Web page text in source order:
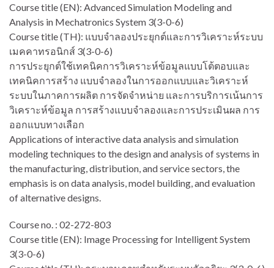
Course title (EN): Advanced Simulation Modeling and
Analysis in Mechatronics System 3(3-0-6)
Course title (TH): แบบจำลองประยุกต์และการวิเคราะห์ระบบ
เมคคาทรอนิกส์ 3(3-0-6)
การประยุกต์ใช้เทคนิคการวิเคราะห์ข้อมูลแบบโต้ตอบและ
เทคนิคการสร้าง แบบจำลองในการออกแบบและวิเคราะห์
ระบบในภาคการผลิต การจัดจำหน่าย และการบริการเน้นการ
วิเคราะห์ข้อมูล การสร้างแบบจำลองและการประเมินผล การ
ออกแบบทางเลือก
Applications of interactive data analysis and simulation
modeling techniques to the design and analysis of systems in
the manufacturing, distribution, and service sectors, the
emphasis is on data analysis, model building, and evaluation
of alternative designs.
Course no. : 02-272-803
Course title (EN): Image Processing for Intelligent System
3(3-0-6)